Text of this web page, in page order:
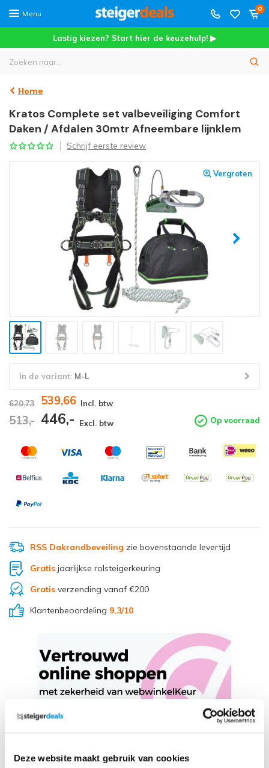
Deze website maakt gebruik van cookies
Menu
0
Lastig kiezen? Start hier de keuzehulp! ▶
Home
Kratos Complete set valbeveiliging Comfort
Daken / Afdalen 30mtr Afneembare lijnklem
Schrijf eerste review
Vergroten
In de variant: M-L
620,73 539,66 Incl. btw
513,- 446,- Excl. btw Op voorraad
RSS Dakrandbeveiling zie bovenstaande levertijd
Gratisjaarlijkse rolsteigerkeuring
Gratisverzending vanaf €200
Klantenbeoordeling 9,3/10